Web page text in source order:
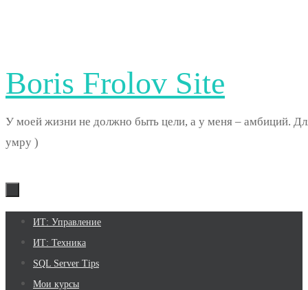
Boris Frolov Site
У моей жизни не должно быть цели, а у меня – амбиций.
умру )
Перейти
содержимому
ИТ: Управление
ИТ: Техника
SQL Server Tips
Мои курсы